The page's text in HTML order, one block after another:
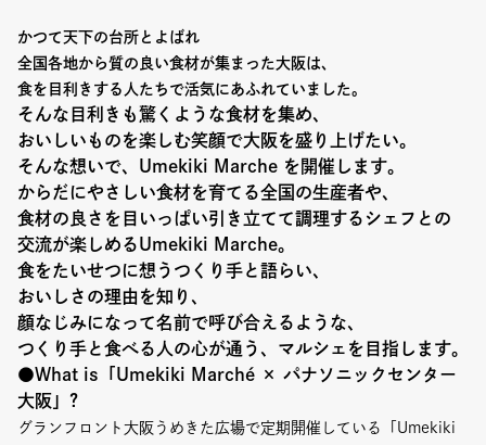
Copyright (C) GRAND FRONT OSAKA. All Rights Reserved
かつて天下の台所とよばれ
全国各地から質の良い食材が集まった大阪は、
食を目利きする人たちで活気にあふれていました。
そんな目利きも驚くような食材を集め、
おいしいものを楽しむ笑顔で大阪を盛り上げたい。
そんな想いで、Umekiki Marche を開催します。
からだにやさしい食材を育てる全国の生産者や、
食材の良さを目いっぱい引き立てて調理するシェフとの
交流が楽しめるUmekiki Marche。
食をたいせつに想うつくり手と語らい、
おいしさの理由を知り、
顔なじみになって名前で呼び合えるような、
つくり手と食べる人の心が通う、マルシェを目指します。
●What is「Umekiki Marché × パナソニックセンター
大阪」?
グランフロント大阪うめきた広場で定期開催している「Umekiki